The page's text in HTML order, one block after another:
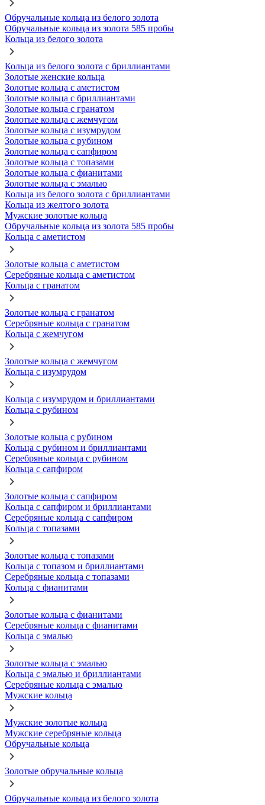
Обручальные кольца из белого золота
Обручальные кольца из золота 585 пробы
Кольца из белого золота
Кольца из белого золота с бриллиантами
Золотые женские кольца
Золотые кольца с аметистом
Золотые кольца с бриллиантами
Золотые кольца с гранатом
Золотые кольца с жемчугом
Золотые кольца с изумрудом
Золотые кольца с рубином
Золотые кольца с сапфиром
Золотые кольца с топазами
Золотые кольца с фианитами
Золотые кольца с эмалью
Кольца из белого золота с бриллиантами
Кольца из желтого золота
Мужские золотые кольца
Обручальные кольца из золота 585 пробы
Кольца с аметистом
Золотые кольца с аметистом
Серебряные кольца с аметистом
Кольца с гранатом
Золотые кольца с гранатом
Серебряные кольца с гранатом
Кольца с жемчугом
Золотые кольца с жемчугом
Кольца с изумрудом
Кольца с изумрудом и бриллиантами
Кольца с рубином
Золотые кольца с рубином
Кольца с рубином и бриллиантами
Серебряные кольца с рубином
Кольца с сапфиром
Золотые кольца с сапфиром
Кольца с сапфиром и бриллиантами
Серебряные кольца с сапфиром
Кольца с топазами
Золотые кольца с топазами
Кольца с топазом и бриллиантами
Серебряные кольца с топазами
Кольца с фианитами
Золотые кольца с фианитами
Серебряные кольца с фианитами
Кольца с эмалью
Золотые кольца с эмалью
Кольца с эмалью и бриллиантами
Серебряные кольца с эмалью
Мужские кольца
Мужские золотые кольца
Мужские серебряные кольца
Обручальные кольца
Золотые обручальные кольца
Обручальные кольца из белого золота